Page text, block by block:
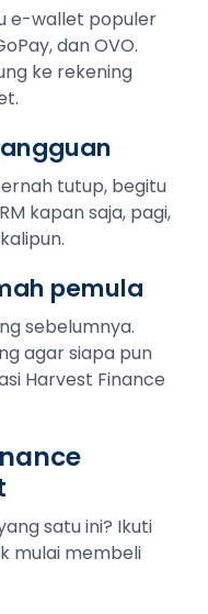
e-wallet populer
dan OVO.
ke rekening
tutup, begitu
kapan saja, pagi,
pemula
sebelumnya.
agar siapa pun
Harvest Finance
satu ini? Ikuti
mulai membeli